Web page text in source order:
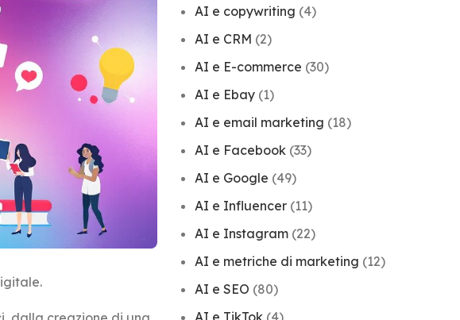
AI e copywriting (4)
AI e CRM (2)
AI e E-commerce (30)
AI e Ebay(1)
AI e email marketing (18)
AI e Facebook(33)
AI e Google (49)
AI e Influencer(11)
AI e Instagram(22)
AI e metriche di marketing (12)
AI e SEO (80)
AI e TikTok(4)